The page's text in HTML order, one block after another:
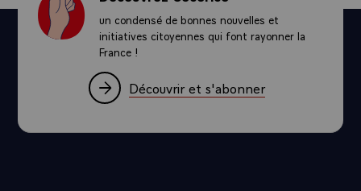
un condensé de bonnes nouvelles et
initiatives citoyennes qui font rayonner la
France !
Découvrir et s'abonner